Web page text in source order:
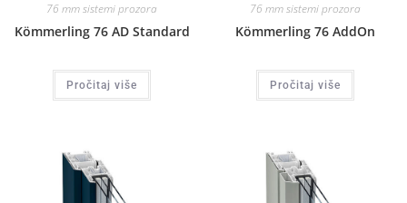
76 mm sistemi prozora
Kömmerling 76 AD Standard
Pročitaj više
76 mm sistemi prozora
Kömmerling 76 AddOn
Pročitaj više